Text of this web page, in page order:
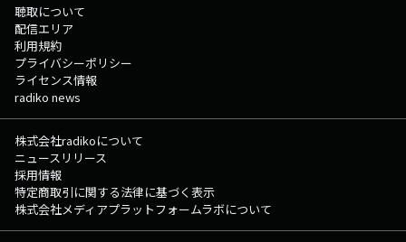
聴取について
配信エリア
利用規約
プライバシーポリシー
ライセンス情報
radiko news
株式会社radikoについて
ニュースリリース
採用情報
特定商取引に関する法律に基づく表示
株式会社メディアプラットフォームラボについて